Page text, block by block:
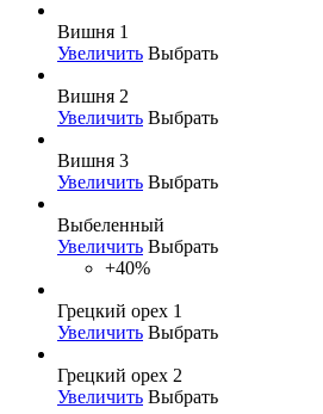
Вишня 1
Увеличить Выбрать
Вишня 2
Увеличить Выбрать
Вишня 3
Увеличить Выбрать
Выбеленный
Увеличить Выбрать
+40%
Грецкий орех 1
Увеличить Выбрать
Грецкий орех 2
Увеличить Выбрать